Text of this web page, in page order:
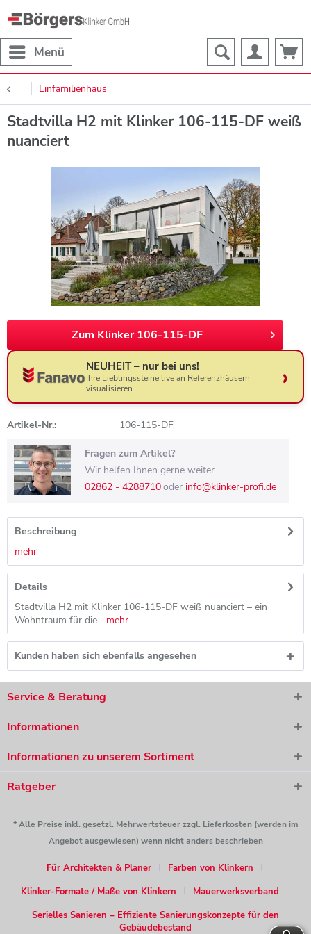
Menü
Einfamilienhaus
Stadtvilla H2 mit Klinker 106-115-DF weiß
nuanciert
Zum Klinker 106-115-DF
NEUHEIT – nur bei uns!
Ihre Lieblingssteine live an Referenzhäusern
visualisieren
Artikel-Nr.: 106-115-DF
Fragen zum Artikel?
Wir helfen Ihnen gerne weiter.
02862 - 4288710oder info@klinker-profi.de
Beschreibung
mehr
Details
Stadtvilla H2 mit Klinker 106-115-DF weiß nuanciert – ein
Wohntraum für die... mehr
Kunden haben sich ebenfalls angesehen
Service & Beratung
Informationen
Informationen zu unserem Sortiment
Ratgeber
* Alle Preise inkl. gesetzl. Mehrwertsteuer zzgl. Lieferkosten (werden im
Angebot ausgewiesen) wenn nicht anders beschrieben
Für Architekten & Planer
Farben von Klinkern
Klinker-Formate / Maße von Klinkern
Mauerwerksverband
Serielles Sanieren – Effiziente Sanierungskonzepte für den
Gebäudebestand